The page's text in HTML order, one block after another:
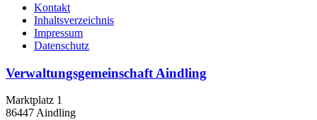
Kontakt
Inhaltsverzeichnis
Impressum
Datenschutz
Verwaltungsgemeinschaft Aindling
Marktplatz 1
86447 Aindling